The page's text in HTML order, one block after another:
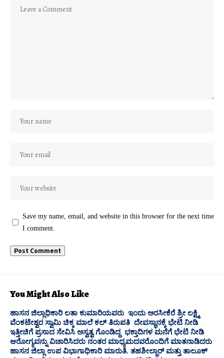
Save my name, email, and website in this browser for the next time
I comment.
You Might Also Like
ಹಾಸನ ಜಿಲ್ಲಾಧಿಕಾರಿ ಲತಾ ಕುಮಾರಿಯವರು ಇಂದು ಅರಸೀಕೆರೆ ಶ್ರೀ ಲಕ್ಷ್ಮಿ
ವೆಂಕಟೇಶ್ವರ ಸ್ವಾಮಿ ಚಿಕ್ಕ ಮಾಲೆ ಕಲ್ ತಿರುಪತಿ ದೇವಸ್ಥಾನಕ್ಕೆ ಭೇಟಿ ನೀಡಿ
ಇತ್ತೀಚಿಗೆ ಪ್ರಸಾದ ಸೇವಿಸಿ ಅಸ್ವತ್ವ ಗೊಂಡಿದ್ದ ಭಕ್ತಾದಿಗಳ ಮನೆಗೆ ಭೇಟಿ ನೀಡಿ
ಆರೋಗ್ಯವನ್ನು ವಿಚಾರಿಸಿದರು ನಂತರ ಮಾಧ್ಯಮದವರೊಂದಿಗೆ ಮಾತನಾಡಿದರು
ಹಾಸನ ಜಿಲ್ಲಾ ಉಪ ವಿಭಾಗಾಧಿಕಾರಿ ಮಾರುತಿ. ತಹಶೀಲ್ದಾರ್ ಮತ್ತು ತಾಲೂಕ್